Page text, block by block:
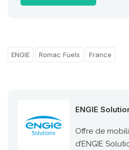
ENGIE Romac Fuels France
ENGIE
Offre de
d’ENGIE